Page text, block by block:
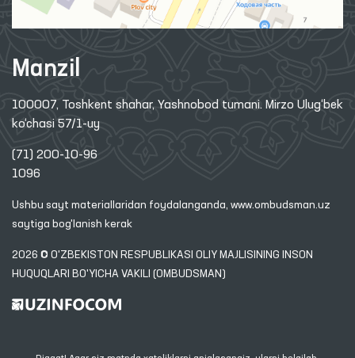
Manzil
100007, Toshkent shahar, Yashnobod tumani. Mirzo Ulug‘bek
ko‘chasi 57/1-uy
(71) 200-10-96
1096
Ushbu sayt materiallaridan foydalanganda, www.ombudsman.uz
saytiga bog'lanish kerak
2026 © O'ZBEKISTON RESPUBLIKASI OLIY MAJLISINING INSON
HUQUQLARI BO'YICHA VAKILI (OMBUDSMAN)